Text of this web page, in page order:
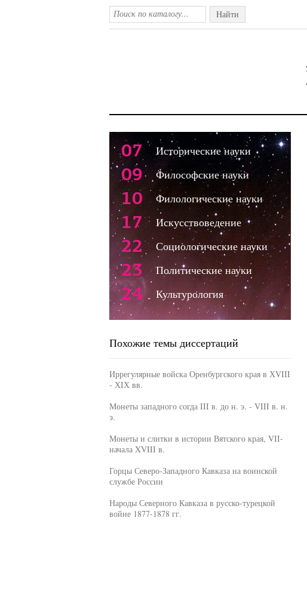
Найти
07 Исторические науки
09 Философские науки
10 Филологические науки
17 Искусствоведение
22 Социологические науки
23 Политические науки
24 Культурология
Похожие темы диссертаций
Иррегулярные войска Оренбургского края в ХVIII
- ХIХ вв.
Монеты западного согда III в. до н. э. - VIII в. н.
э.
Монеты и слитки в истории Вятского края, VII-
начала XVIII в.
Горцы Северо-Западного Кавказа на воинской
службе России
Народы Северного Кавказа в русско-турецкой
войне 1877-1878 гг.